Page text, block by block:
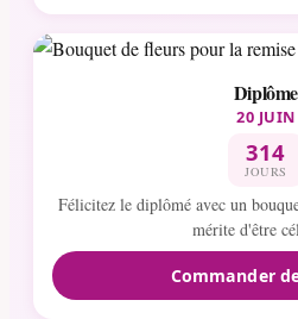
Diplôme
20 JUIN
314
JOURS
Félicitez le diplômé avec un
mérite d'être
Commander